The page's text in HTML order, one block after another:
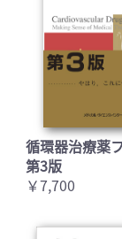
(誤)Updated
for the
HIV and
Prophylaxis
(正)Updated
for the
HIV and
Prophylaxis
[VOLUME 2/
(誤)上皮細胞
循環器治療薬
第3版
￥7,700